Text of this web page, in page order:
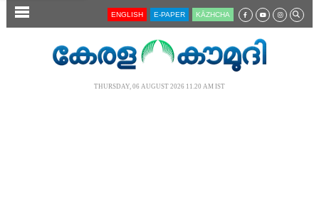
SECTIONS ENGLISH E-PAPER KĀZHCHA
THURSDAY, 06 AUGUST 2026 11.20 AM IST